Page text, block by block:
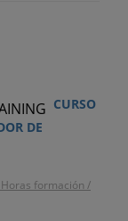
CURSO
DE
formación /